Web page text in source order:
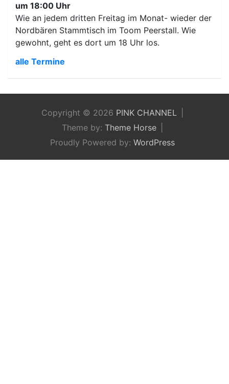
um 18:00 Uhr
Wie an jedem dritten Freitag im Monat- wieder der
Nordbären Stammtisch im Toom Peerstall. Wie
gewohnt, geht es dort um 18 Uhr los.
alle Termine
Copyright © 2026 PINK CHANNEL
Theme by: Theme Horse
Proudly Powered by: WordPress